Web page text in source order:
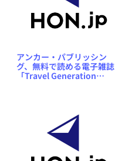
アンカー・パブリッシン
グ、無料で読める電子雑誌
「Travel Generation